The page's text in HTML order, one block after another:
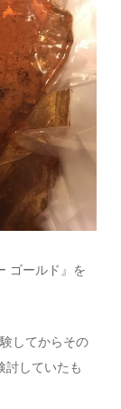
ゴールド』を
してからその
討していたも